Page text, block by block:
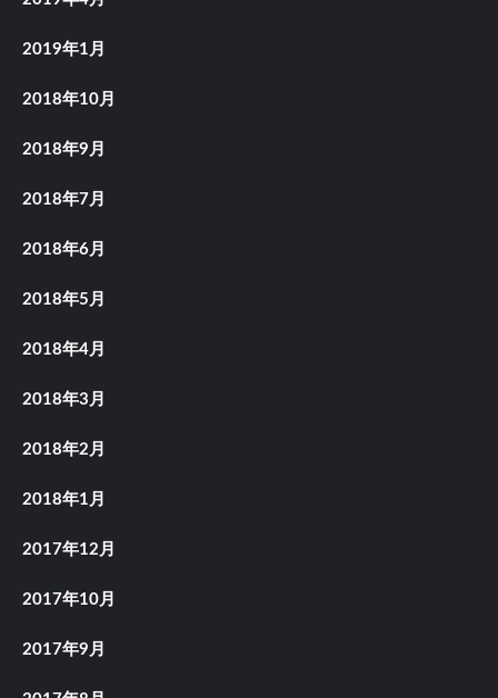
2019年1月
2018年10月
2018年9月
2018年7月
2018年6月
2018年5月
2018年4月
2018年3月
2018年2月
2018年1月
2017年12月
2017年10月
2017年9月